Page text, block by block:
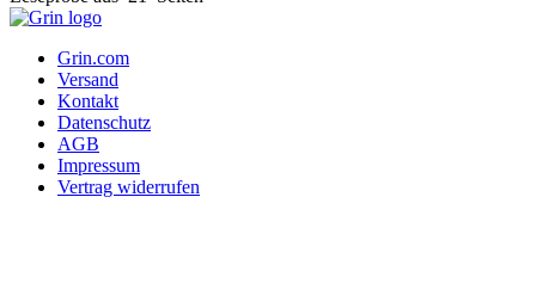
Grin.com
Versand
Kontakt
Datenschutz
AGB
Impressum
Vertrag widerrufen